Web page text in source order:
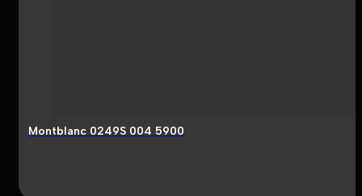
Montblanc 0249S 004 5900